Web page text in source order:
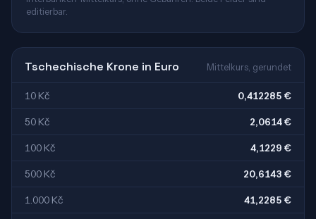
editierbar.
Tschechische Krone in Euro Mittelkurs, gerundet
10 Kč 0,412285 €
50 Kč 2,0614 €
100 Kč 4,1229 €
500 Kč 20,6143 €
1.000 Kč 41,2285 €